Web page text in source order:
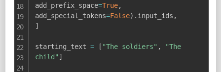
add_prefix_space=True,
add_special_tokens=False) . input_ids ,
]
starting_text = [ "The soldiers" ,
"The
child" ]